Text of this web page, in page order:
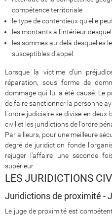
compétence territoriale
le type de contentieux qu'elle
les montants à l'intérieur
les sommes au-delà desquelles
susceptibles d'appel.
Lorsque la victime d'un
réparation, sous forme de
dommage qui lui a été causé. Le
de faire sanctionner la personne
L'ordre judiciaire se divise en
civil et les juridictions de l'ordre
Par ailleurs, pour une meilleure
degré de juridiction fonde
rejuger l'affaire une seconde
supérieur.
LES JURIDICTIONS
Juridictions de proximité -
Le juge de proximité est